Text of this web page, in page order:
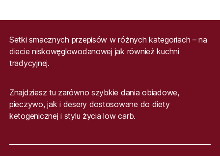
Setki smacznych przepisów w różnych kategoriach – na
diecie niskowęglowodanowej jak również kuchni
tradycyjnej.
Znajdziesz tu zarówno szybkie dania obiadowe,
pieczywo, jak i desery dostosowane do diety
ketogenicznej i stylu życia low carb.